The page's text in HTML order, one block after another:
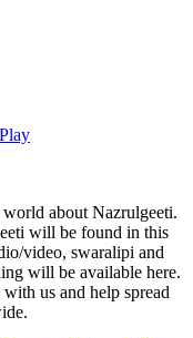
about Nazrulgeeti.
will be found in this
video, swaralipi and
will be available here.
us and help spread